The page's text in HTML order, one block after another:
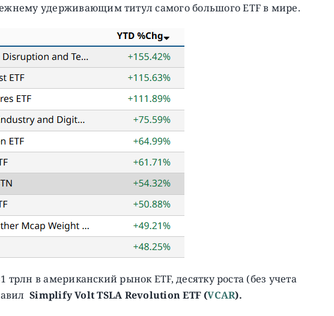
удерживающим титул самого большого ETF в мире.
в американский рынок ETF, десятку роста (без учета
Simplify Volt TSLA Revolution ETF (VCAR).